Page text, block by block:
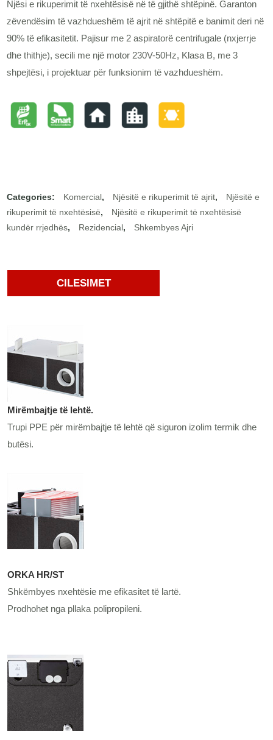
Njësi e rikuperimit të nxehtësisë në të gjithë shtëpinë. Garanton
zëvendësim të vazhdueshëm të ajrit në shtëpitë e banimit deri në
90% të efikasitetit. Pajisur me 2 aspiratorë centrifugale (nxjerrje
dhe thithje), secili me një motor 230V-50Hz, Klasa B, me 3
shpejtësi, i projektuar për funksionim të vazhdueshëm.
Categories: Komercial , Njësitë e rikuperimit të ajrit,
Njësitë e
rikuperimit të nxehtësisë,
Njësitë e rikuperimit të nxehtësisë
kundër rrjedhës, Rezidencial , Shkembyes Ajri
CILESIMET
Mirëmbajtje të lehtë.
Trupi PPE për mirëmbajtje të lehtë që siguron izolim termik dhe
butësi.
ORKA HR/ST
Shkëmbyes nxehtësie me efikasitet të lartë.
Prodhohet nga pllaka polipropileni.